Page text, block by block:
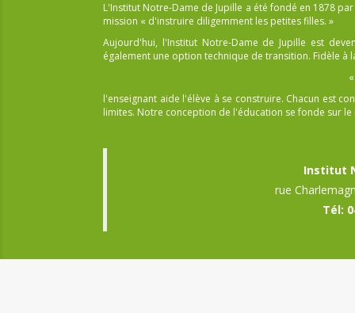
L'Institut Notre-Dame de Jupille a été fondé en 1878
mission « d'instruire diligemment les petites filles. »
Aujourd'hui, l'Institut Notre-Dame de Jupille est
également une option technique de transition. Fidèle à
l'enseignant aide l'élève à se construire. Chacun est
limites. Notre conception de l'éducation se fonde sur
Institut
rue
Tél: